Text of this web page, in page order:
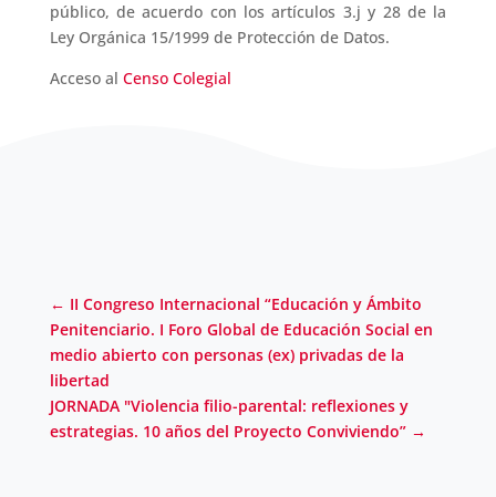
público, de acuerdo con los artículos 3.j y 28 de la
Ley Orgánica 15/1999 de Protección de Datos.
Acceso al Censo Colegial
← II Congreso Internacional “Educación y Ámbito
Penitenciario. I Foro Global de Educación Social en
medio abierto con personas (ex) privadas de la
libertad
JORNADA "Violencia filio-parental: reflexiones y
estrategias. 10 años del Proyecto Conviviendo”→